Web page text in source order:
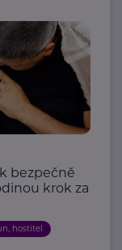
bezpečně
krok za
hostitel